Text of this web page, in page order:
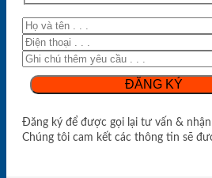
Đăng ký để được gọi lại tư vấn &
Chúng tôi cam kết các thông tin sẽ